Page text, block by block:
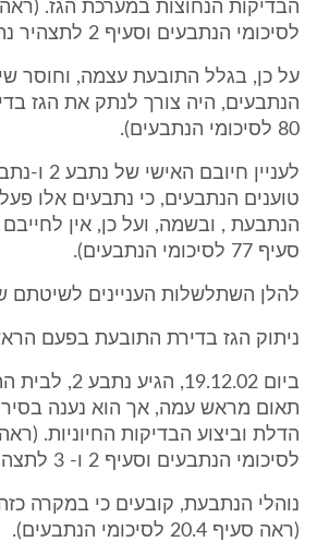
לסיכומי הנתבעים וסעיף 2 לתצהיר נתבע 3).
על כן, בגלל התובעת עצמה, וחוסר
הנתבעים, היה צורך לנתק את הגז
80 לסיכומי הנתבעים).
טוענים הנתבעים, כי נתבעים אלו
הנתבעת , ובשמה, ועל כן, אין
סעיף 77 לסיכומי הנתבעים).
להלן השתלשלות העניינים לשיטתם
ניתוק הגז בדירת התובעת בפעם
ביום 19.12.02,
תאום מראש עמה, אך הוא נענה
לסיכומי הנתבעים וסעיף 2 ו- 3 לתצהיר נתבע 2).
נוהלי הנתבעת, קובעים כי במקרה כזה
(ראה סעיף 20.4 לסיכומי הנתבעים).